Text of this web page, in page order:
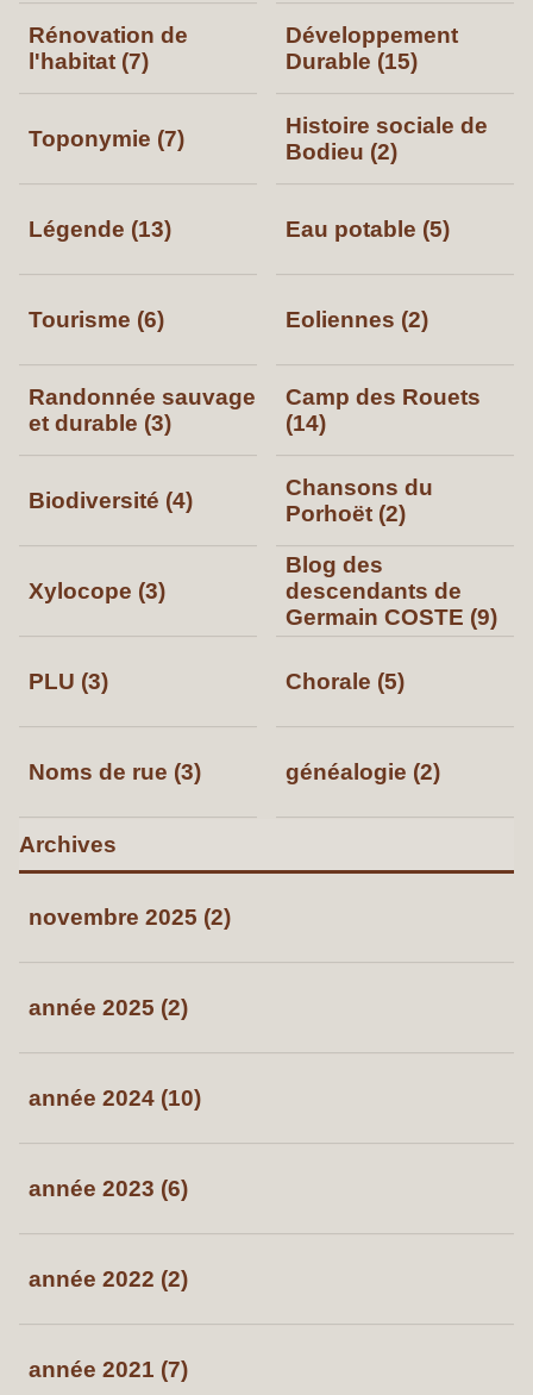
Rénovation de
l'habitat (7)
Développement
Durable (15)
Toponymie (7)
Histoire sociale de
Bodieu (2)
Légende (13) Eau potable (5)
Tourisme (6) Eoliennes (2)
Randonnée sauvage
et durable (3)
Camp des Rouets
(14)
Biodiversité (4)
Chansons du
Porhoët (2)
Xylocope (3)
Blog des
descendants de
Germain COSTE (9)
PLU (3) Chorale (5)
Noms de rue (3) généalogie (2)
Archives
novembre 2025 (2)
année 2025 (2)
année 2024 (10)
année 2023 (6)
année 2022 (2)
année 2021 (7)